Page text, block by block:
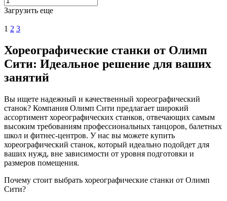
Загрузить еще
1 2 3
Хореографические станки от Олимп
Сити: Идеальное решение для ваших
занятий
Вы ищете надежный и качественный хореографический
станок? Компания Олимп Сити предлагает широкий
ассортимент хореографических станков, отвечающих самым
высоким требованиям профессиональных танцоров, балетных
школ и фитнес-центров. У нас вы можете купить
хореографический станок, который идеально подойдет для
ваших нужд, вне зависимости от уровня подготовки и
размеров помещения.
Почему стоит выбрать хореографические станки от Олимп
Сити?